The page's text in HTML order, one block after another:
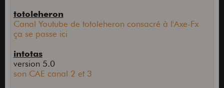
totoleheron
Canal Youtube de totoleheron consacré à l'Axe-Fx
ça se passe ici
intotas
version 5.0
son CAE canal 2 et 3